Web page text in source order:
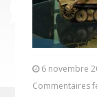
6 novembre
Commentaires